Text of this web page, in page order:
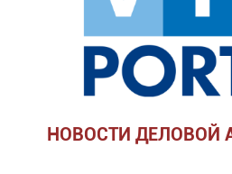
НОВОСТИ ДЕЛОВОЙ